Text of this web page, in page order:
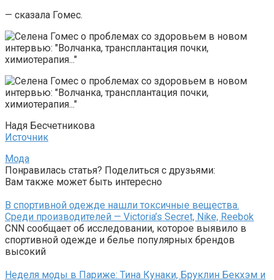
— сказала Гомес.
Надя Бесчетникова
Источник
Мода
Понравилась статья? Поделиться с друзьями:
Вам также может быть интересно
В спортивной одежде нашли токсичные вещества.
Среди производителей — Victoria’s Secret, Nike, Reebok
CNN сообщает об исследовании, которое выявило в
спортивной одежде и белье популярных брендов
высокий
Неделя моды в Париже: Тина Кунаки, Бруклин Бекхэм и